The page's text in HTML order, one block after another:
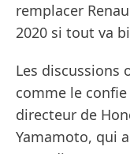
remplacer
2020 si tout va
Les discussions
comme le
directeur de
Yamamoto, qui